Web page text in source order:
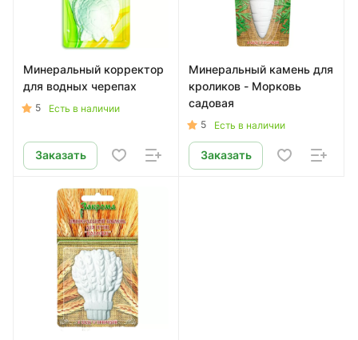
Минеральный корректор
для водных черепах
5 Есть в наличии
Заказать
Минеральный камень для
кроликов - Морковь
садовая
5 Есть в наличии
Заказать